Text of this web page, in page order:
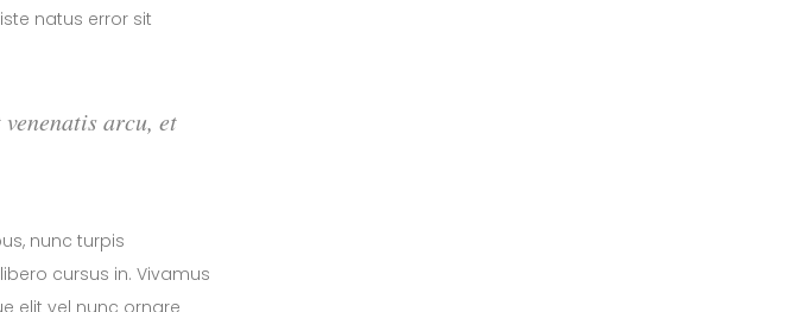
natus error sit
arcu, et
nunc turpis
cursus in. Vivamus